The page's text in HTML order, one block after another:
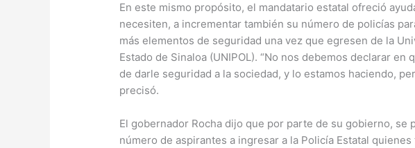
En este mismo propósito, el mandatario estatal ofreció
necesiten, a incrementar también su número de policías
más elementos de seguridad una vez que egresen de la
Estado de Sinaloa (UNIPOL). “No nos debemos declarar en
de darle seguridad a la sociedad, y lo estamos haciendo,
precisó.
El gobernador Rocha dijo que por parte de su gobierno, se
número de aspirantes a ingresar a la Policía Estatal